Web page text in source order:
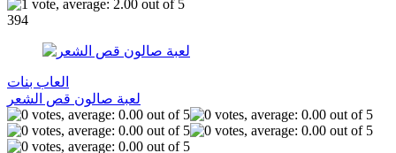
394
العاب بنات
لعبة صالون قص الشعر